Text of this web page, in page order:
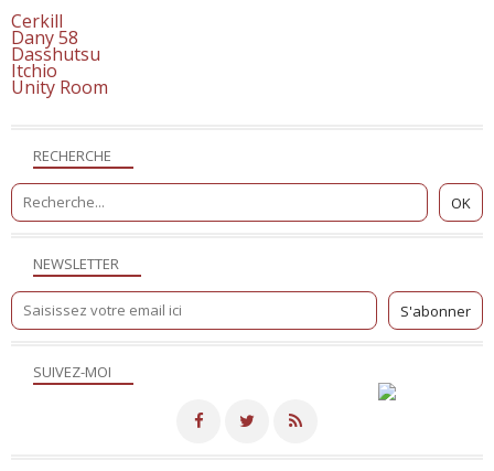
NEWSLETTER
SUIVEZ-MOI
RECHERCHE
Cerkill
Dany 58
Dasshutsu
Itchio
Unity Room